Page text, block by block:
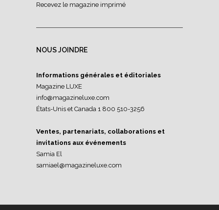
Recevez le magazine imprimé
NOUS JOINDRE
Informations générales et éditoriales
Magazine LUXE
info@magazineluxe.com
États-Unis et Canada 1 800 510-3256
Ventes, partenariats, collaborations et
invitations aux événements
Samia El
samiael@magazineluxe.com